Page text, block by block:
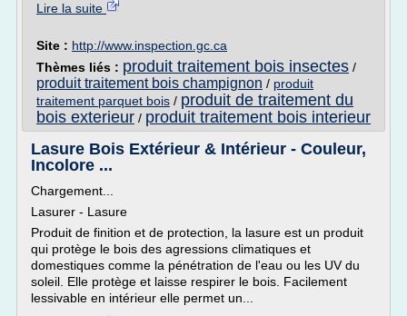
Lire la suite
Site : http://www.inspection.gc.ca
Thèmes liés : produit traitement bois insectes /
produit traitement bois champignon / produit
traitement parquet bois / produit de traitement du
bois exterieur / produit traitement bois interieur
Lasure Bois Extérieur & Intérieur - Couleur,
Incolore ...
Chargement...
Lasurer - Lasure
Produit de finition et de protection, la lasure est un produit
qui protège le bois des agressions climatiques et
domestiques comme la pénétration de l'eau ou les UV du
soleil. Elle protège et laisse respirer le bois. Facilement
lessivable en intérieur elle permet un...